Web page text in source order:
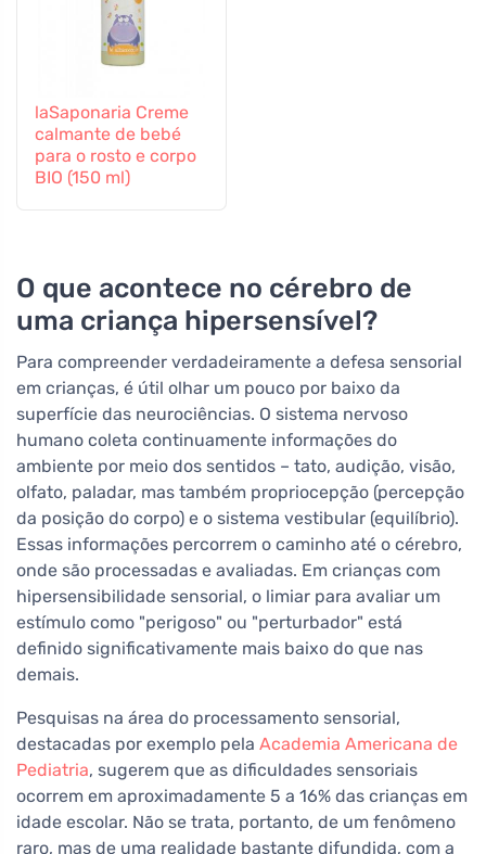
laSaponaria Creme
calmante de bebé
para o rosto e corpo
BIO (150 ml)
O que acontece no cérebro de
uma criança hipersensível?
Para compreender verdadeiramente a defesa sensorial
em crianças, é útil olhar um pouco por baixo da
superfície das neurociências. O sistema nervoso
humano coleta continuamente informações do
ambiente por meio dos sentidos – tato, audição, visão,
olfato, paladar, mas também propriocepção (percepção
da posição do corpo) e o sistema vestibular (equilíbrio).
Essas informações percorrem o caminho até o cérebro,
onde são processadas e avaliadas. Em crianças com
hipersensibilidade sensorial, o limiar para avaliar um
estímulo como "perigoso" ou "perturbador" está
definido significativamente mais baixo do que nas
demais.
Pesquisas na área do processamento sensorial,
destacadas por exemplo pela Academia Americana de
Pediatria, sugerem que as dificuldades sensoriais
ocorrem em aproximadamente 5 a 16% das crianças em
idade escolar. Não se trata, portanto, de um fenômeno
raro, mas de uma realidade bastante difundida, com a